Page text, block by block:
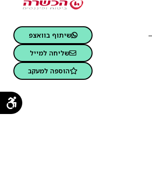
שיתוף בוואצפ
שליחה למייל
הוספה למעקב